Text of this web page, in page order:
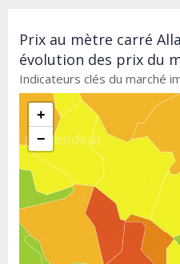
Prix au mètre carré
évolution des prix du
Indicateurs clés du marché
+
−